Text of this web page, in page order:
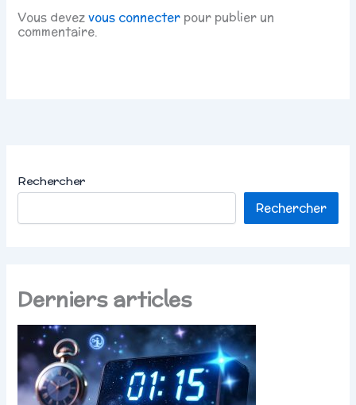
Vous devezvous connecter pour publier un
commentaire.
Rechercher
Rechercher
Derniers articles